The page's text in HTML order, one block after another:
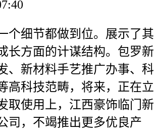
细节都做到位。展示了其
长方面的计谋结构。包罗新
、新材料手艺推广办事、科
高科技范畴，将来，正在立
取使用上，江西豪饰临门新
司，不竭推出更多优良产